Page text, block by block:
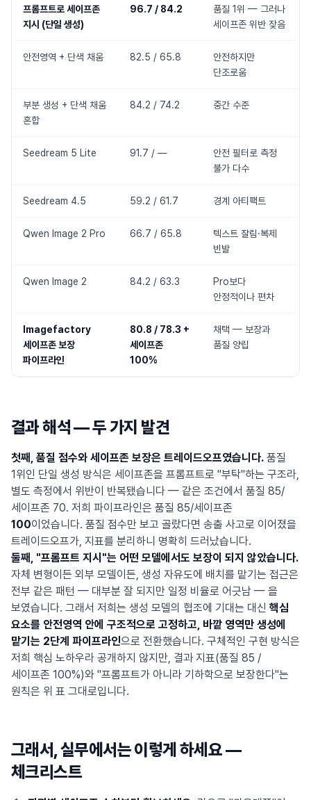
프롬프트로 세이프존
지시 (단일 생성)
96.7 / 84.2
품질 1위 — 그러나
세이프존 위반 잦음
안전영역 + 단색 채움 82.5 / 65.8
안전하지만
단조로움
부분 생성 + 단색 채움
혼합
84.2 / 74.2 중간 수준
Seedream 5 Lite 91.7 / —
안전 필터로 측정
불가 다수
Seedream 4.5 59.2 / 61.7 경계 아티팩트
Qwen Image 2 Pro 66.7 / 65.8
텍스트 잘림·복제
빈발
Qwen Image 2 84.2 / 63.3
Pro보다
안정적이나 편차
Imagefactory
세이프존 보장
파이프라인
80.8 / 78.3 +
세이프존
100%
채택 — 보장과
품질 양립
결과 해석 — 두 가지 발견
첫째, 품질 점수와 세이프존 보장은 트레이드오프였습니다. 품질
1위인 단일 생성 방식은 세이프존을 프롬프트로 "부탁"하는 구조라,
별도 측정에서 위반이 반복됐습니다 — 같은 조건에서 품질 85/
세이프존 70. 저희 파이프라인은 품질 85/세이프존
100이었습니다. 품질 점수만 보고 골랐다면 송출 사고로 이어졌을
트레이드오프가, 지표를 분리하니 명확히 드러났습니다.
둘째, "프롬프트 지시"는 어떤 모델에서도 보장이 되지 않았습니다.
자체 변형이든 외부 모델이든, 생성 자유도에 배치를 맡기는 접근은
전부 같은 패턴 — 대부분 잘 되지만 일정 비율로 어긋남 — 을
보였습니다. 그래서 저희는 생성 모델의 협조에 기대는 대신 핵심
요소를 안전영역 안에 구조적으로 고정하고, 바깥 영역만 생성에
맡기는 2단계 파이프라인으로 전환했습니다. 구체적인 구현 방식은
저희 핵심 노하우라 공개하지 않지만, 결과 지표(품질 85 /
세이프존 100%)와 "프롬프트가 아니라 기하학으로 보장한다"는
원칙은 위 표 그대로입니다.
그래서, 실무에서는 이렇게 하세요 —
체크리스트